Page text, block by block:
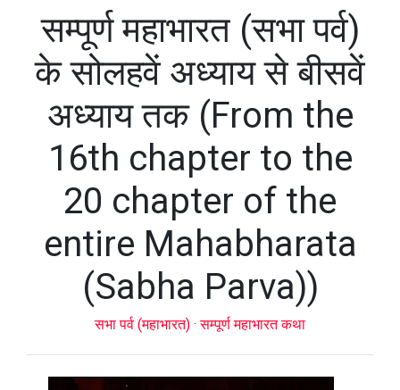
सम्पूर्ण महाभारत (सभा पर्व)
के सोलहवें अध्याय से बीसवें
अध्याय तक (From the
16th chapter to the
20 chapter of the
entire Mahabharata
(Sabha Parva))
सभा पर्व (महाभारत) ·सम्पूर्ण महाभारत कथा